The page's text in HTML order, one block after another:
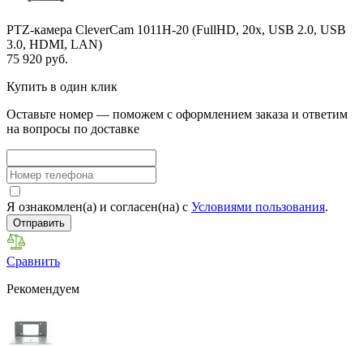
PTZ-камера CleverCam 1011H-20 (FullHD, 20x, USB 2.0, USB
3.0, HDMI, LAN)
75 920 руб.
Купить в один клик
Оставьте номер — поможем с оформлением заказа и ответим
на вопросы по доставке
Я ознакомлен(а) и согласен(на) с Условиями пользования.
Отправить
Сравнить
Рекомендуем